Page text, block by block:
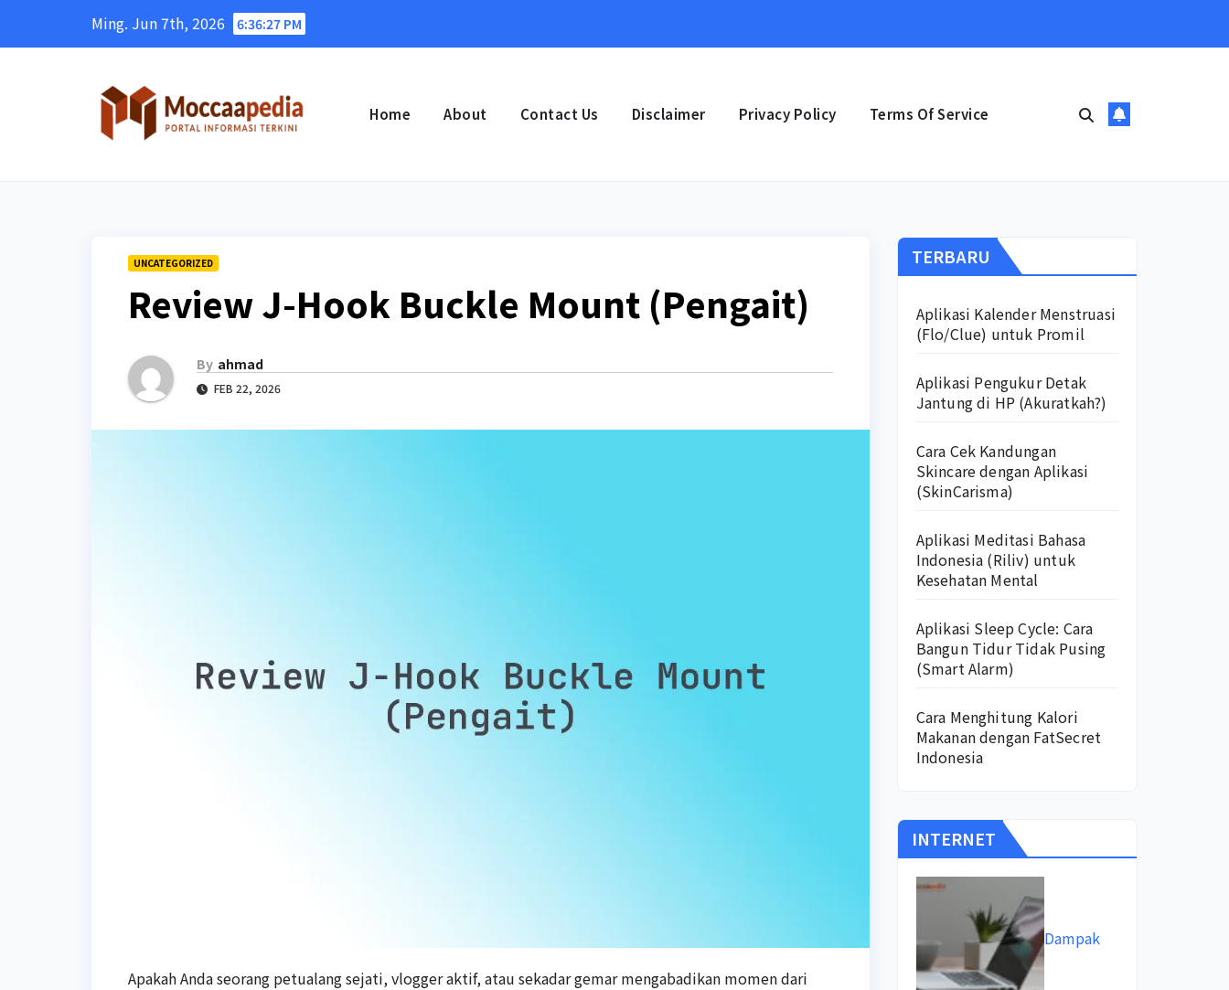
Ming. Jun 7th, 2026 6:36:28 PM
Home About Contact Us Disclaimer Privacy Policy Terms Of Service
UNCATEGORIZED
Review J-Hook Buckle Mount (Pengait)
By ahmad
FEB 22, 2026
Apakah Anda seorang petualang sejati, vlogger aktif, atau sekadar gemar mengabadikan momen dari
TERBARU
Aplikasi Kalender Menstruasi
(Flo/Clue) untuk Promil
Aplikasi Pengukur Detak
Jantung di HP (Akuratkah?)
Cara Cek Kandungan
Skincare dengan Aplikasi
(SkinCarisma)
Aplikasi Meditasi Bahasa
Indonesia (Riliv) untuk
Kesehatan Mental
Aplikasi Sleep Cycle: Cara
Bangun Tidur Tidak Pusing
(Smart Alarm)
Cara Menghitung Kalori
Makanan dengan FatSecret
Indonesia
INTERNET
Dampak